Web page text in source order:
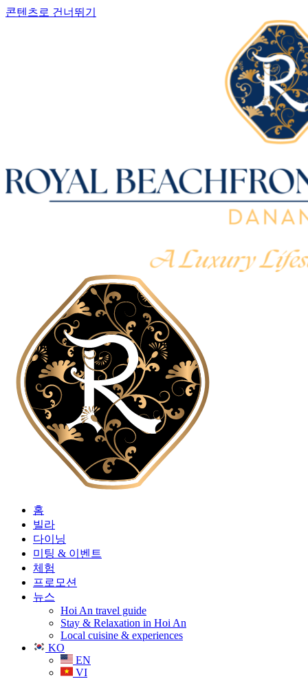
콘텐츠로 건너뛰기
홈
빌라
다이닝
미팅 & 이벤트
체험
프로모션
뉴스
Hoi An travel guide
Stay & Relaxation in Hoi An
Local cuisine & experiences
KO
EN
VI